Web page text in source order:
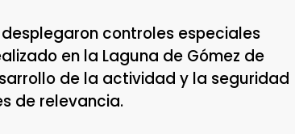
controles especiales
en la Laguna de Gómez de
de la actividad y la seguridad
de relevancia.